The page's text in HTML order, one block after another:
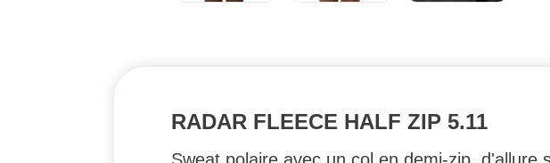
RADAR FLEECE HALF ZIP 5.11